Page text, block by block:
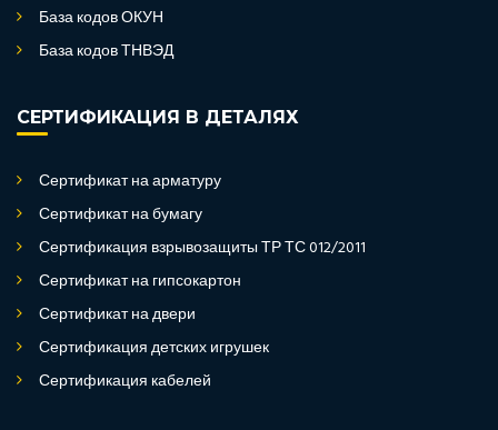
База кодов ОКУН
База кодов ТНВЭД
СЕРТИФИКАЦИЯ В ДЕТАЛЯХ
Сертификат на арматуру
Сертификат на бумагу
Сертификация взрывозащиты ТР ТС 012/2011
Сертификат на гипсокартон
Сертификат на двери
Сертификация детских игрушек
Сертификация кабелей